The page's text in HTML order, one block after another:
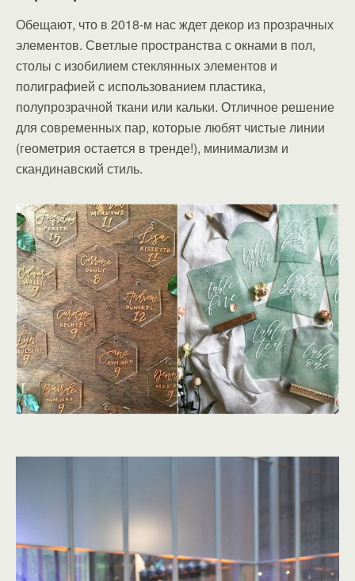
Обещают, что в 2018-м нас ждет декор из прозрачных
элементов. Светлые пространства с окнами в пол,
столы с изобилием стеклянных элементов и
полиграфией с использованием пластика,
полупрозрачной ткани или кальки. Отличное решение
для современных пар, которые любят чистые линии
(геометрия остается в тренде!), минимализм и
скандинавский стиль.